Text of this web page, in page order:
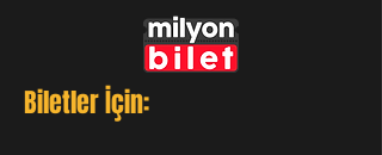
Biletler İçin: